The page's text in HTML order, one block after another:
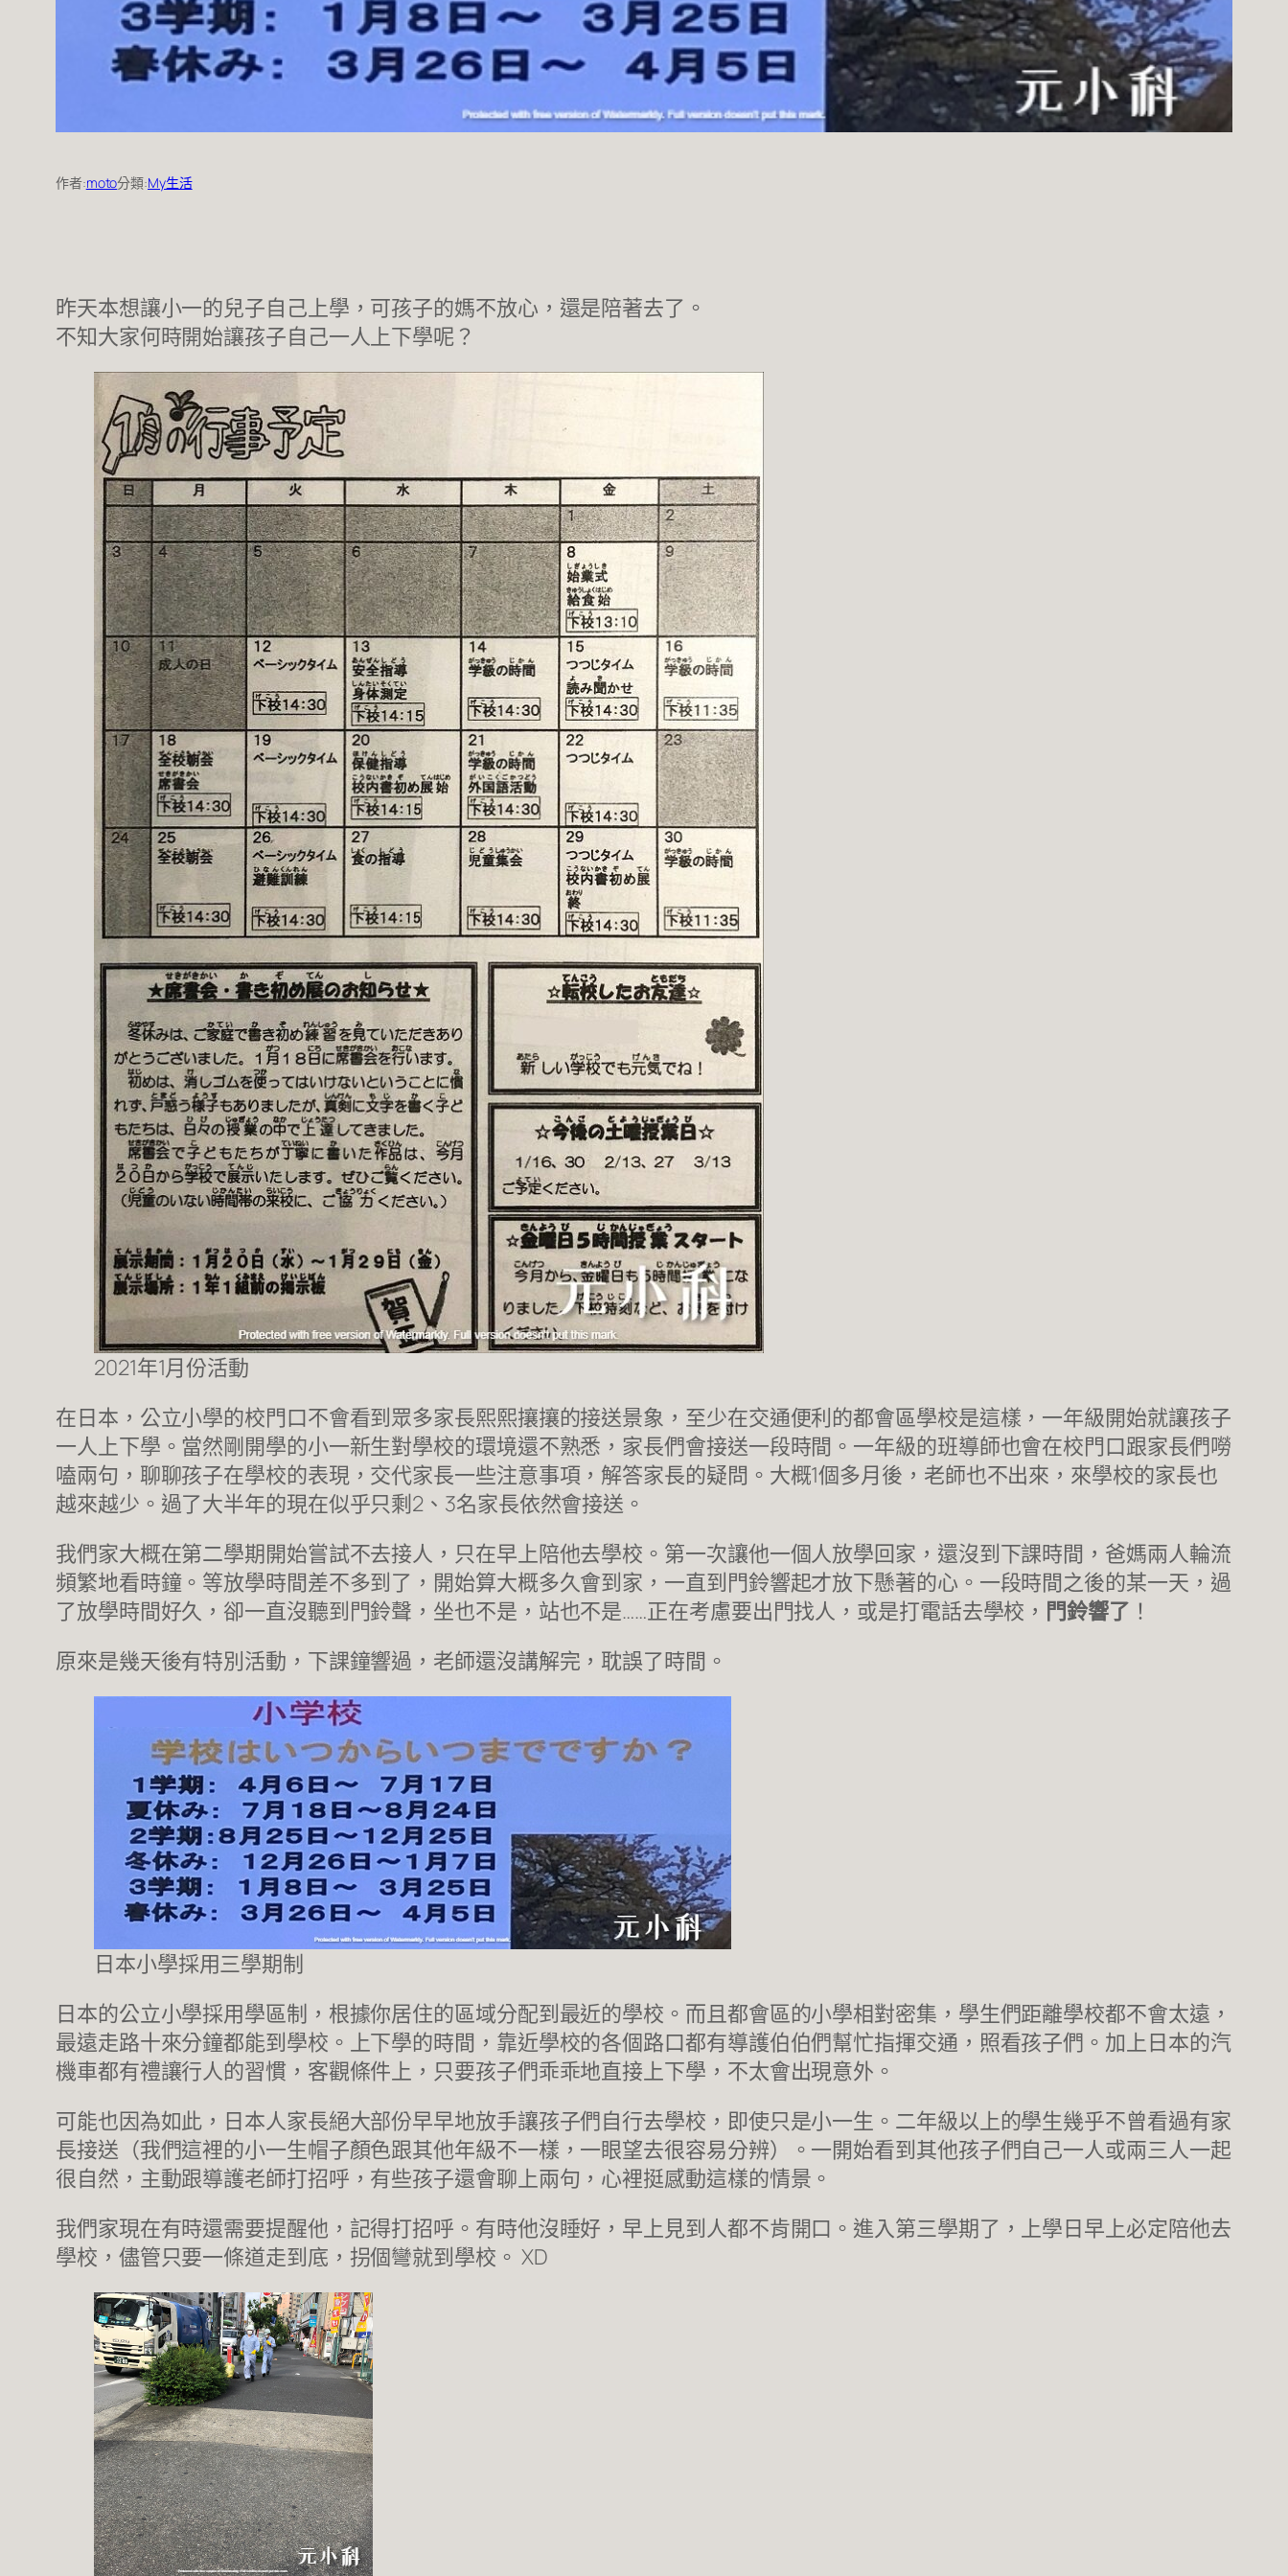
作者:moto分類:My生活
昨天本想讓小一的兒子自己上學，可孩子的媽不放心，還是陪著去了。
不知大家何時開始讓孩子自己一人上下學呢？
2021年1月份活動
在日本，公立小學的校門口不會看到眾多家長熙熙攘攘的接送景象，至少在交通便利的都會區學校是這樣，一年級開始就讓孩子
一人上下學。當然剛開學的小一新生對學校的環境還不熟悉，家長們會接送一段時間。一年級的班導師也會在校門口跟家長們嘮
嗑兩句，聊聊孩子在學校的表現，交代家長一些注意事項，解答家長的疑問。大概1個多月後，老師也不出來，來學校的家長也
越來越少。過了大半年的現在似乎只剩2、3名家長依然會接送。
我們家大概在第二學期開始嘗試不去接人，只在早上陪他去學校。第一次讓他一個人放學回家，還沒到下課時間，爸媽兩人輪流
頻繁地看時鐘。等放學時間差不多到了，開始算大概多久會到家，一直到門鈴響起才放下懸著的心。一段時間之後的某一天，過
了放學時間好久，卻一直沒聽到門鈴聲，坐也不是，站也不是……正在考慮要出門找人，或是打電話去學校， 門鈴響了 ！
原來是幾天後有特別活動，下課鐘響過，老師還沒講解完，耽誤了時間。
日本小學採用三學期制
日本的公立小學採用學區制，根據你居住的區域分配到最近的學校。而且都會區的小學相對密集，學生們距離學校都不會太遠，
最遠走路十來分鐘都能到學校。上下學的時間，靠近學校的各個路口都有導護伯伯們幫忙指揮交通，照看孩子們。加上日本的汽
機車都有禮讓行人的習慣，客觀條件上，只要孩子們乖乖地直接上下學，不太會出現意外。
可能也因為如此，日本人家長絕大部份早早地放手讓孩子們自行去學校，即使只是小一生。二年級以上的學生幾乎不曾看過有家
長接送（我們這裡的小一生帽子顏色跟其他年級不一樣，一眼望去很容易分辨）。一開始看到其他孩子們自己一人或兩三人一起
很自然，主動跟導護老師打招呼，有些孩子還會聊上兩句，心裡挺感動這樣的情景。
我們家現在有時還需要提醒他，記得打招呼。有時他沒睡好，早上見到人都不肯開口。進入第三學期了，上學日早上必定陪他去
學校，儘管只要一條道走到底，拐個彎就到學校。 XD